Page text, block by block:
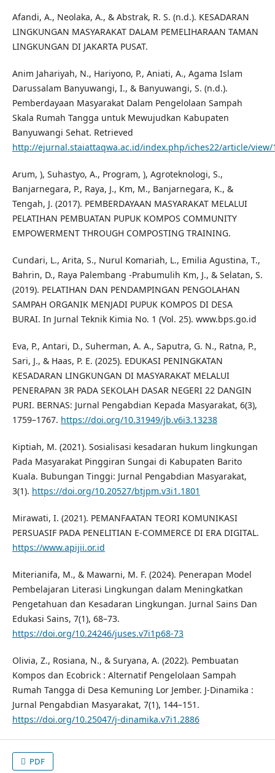
Afandi, A., Neolaka, A., & Abstrak, R. S. (n.d.). KESADARAN
LINGKUNGAN MASYARAKAT DALAM PEMELIHARAAN TAMAN
LINGKUNGAN DI JAKARTA PUSAT.
Anim Jahariyah, N., Hariyono, P., Aniati, A., Agama Islam
Darussalam Banyuwangi, I., & Banyuwangi, S. (n.d.).
Pemberdayaan Masyarakat Dalam Pengelolaan Sampah
Skala Rumah Tangga untuk Mewujudkan Kabupaten
Banyuwangi Sehat. Retrieved
http://ejurnal.staiattaqwa.ac.id/index.php/iches22/article/view/
Arum, ), Suhastyo, A., Program, ), Agroteknologi, S.,
Banjarnegara, P., Raya, J., Km, M., Banjarnegara, K., &
Tengah, J. (2017). PEMBERDAYAAN MASYARAKAT MELALUI
PELATIHAN PEMBUATAN PUPUK KOMPOS COMMUNITY
EMPOWERMENT THROUGH COMPOSTING TRAINING.
Cundari, L., Arita, S., Nurul Komariah, L., Emilia Agustina, T.,
Bahrin, D., Raya Palembang -Prabumulih Km, J., & Selatan, S.
(2019). PELATIHAN DAN PENDAMPINGAN PENGOLAHAN
SAMPAH ORGANIK MENJADI PUPUK KOMPOS DI DESA
BURAI. In Jurnal Teknik Kimia No. 1 (Vol. 25). www.bps.go.id
Eva, P., Antari, D., Suherman, A. A., Saputra, G. N., Ratna, P.,
Sari, J., & Haas, P. E. (2025). EDUKASI PENINGKATAN
KESADARAN LINGKUNGAN DI MASYARAKAT MELALUI
PENERAPAN 3R PADA SEKOLAH DASAR NEGERI 22 DANGIN
PURI. BERNAS: Jurnal Pengabdian Kepada Masyarakat, 6(3),
1759–1767. https://doi.org/10.31949/jb.v6i3.13238
Kiptiah, M. (2021). Sosialisasi kesadaran hukum lingkungan
Pada Masyarakat Pinggiran Sungai di Kabupaten Barito
Kuala. Bubungan Tinggi: Jurnal Pengabdian Masyarakat,
3(1). https://doi.org/10.20527/btjpm.v3i1.1801
Mirawati, I. (2021). PEMANFAATAN TEORI KOMUNIKASI
PERSUASIF PADA PENELITIAN E-COMMERCE DI ERA DIGITAL.
https://www.apijii.or.id
Miterianifa, M., & Mawarni, M. F. (2024). Penerapan Model
Pembelajaran Literasi Lingkungan dalam Meningkatkan
Pengetahuan dan Kesadaran Lingkungan. Jurnal Sains Dan
Edukasi Sains, 7(1), 68–73.
https://doi.org/10.24246/juses.v7i1p68-73
Olivia, Z., Rosiana, N., & Suryana, A. (2022). Pembuatan
Kompos dan Ecobrick : Alternatif Pengelolaan Sampah
Rumah Tangga di Desa Kemuning Lor Jember. J-Dinamika :
Jurnal Pengabdian Masyarakat, 7(1), 144–151.
https://doi.org/10.25047/j-dinamika.v7i1.2886
PDF